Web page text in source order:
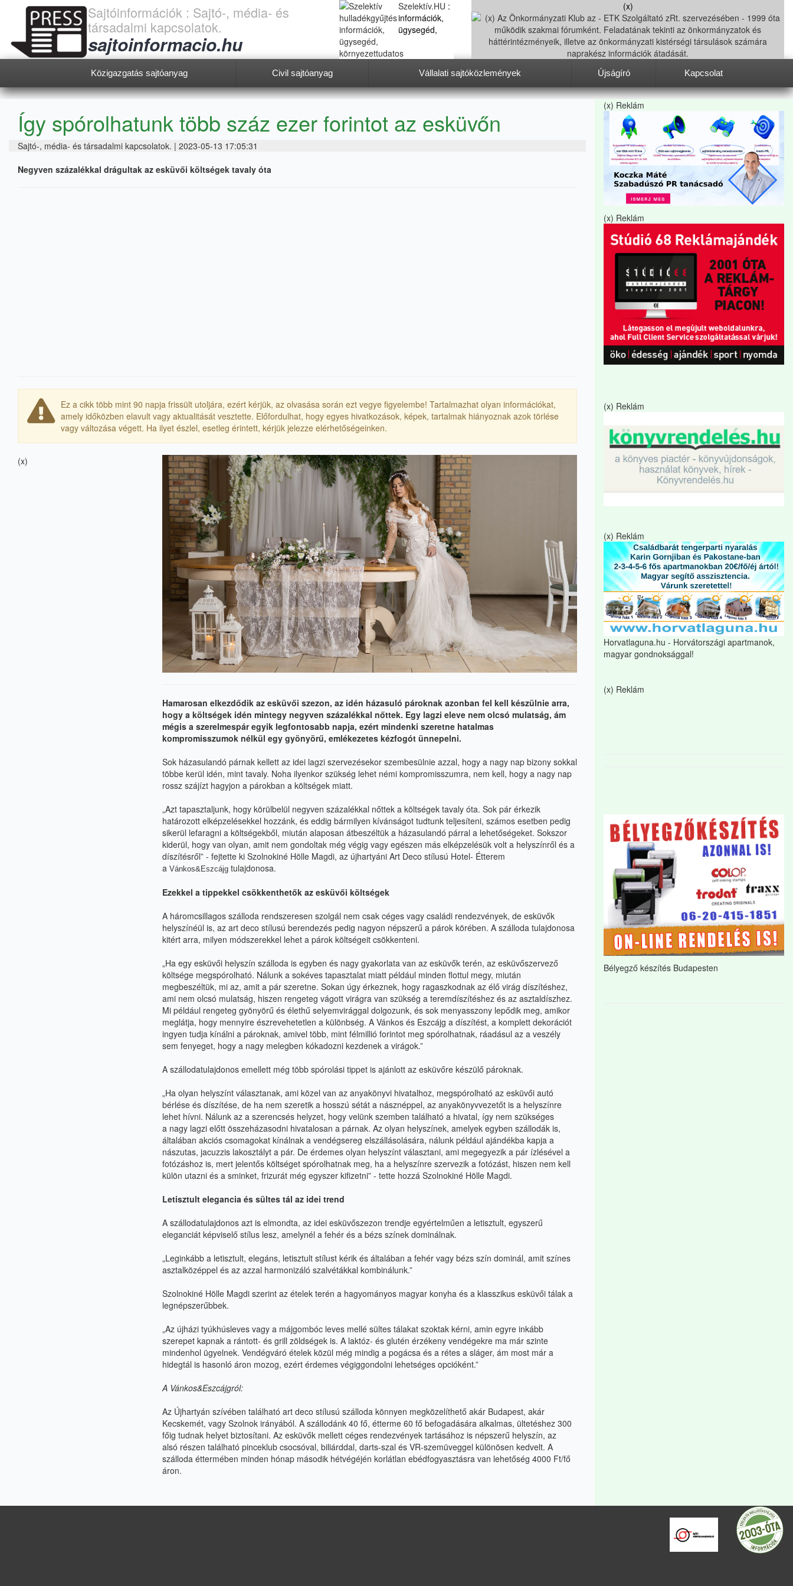
Sajtóinformációk : Sajtó-, média- és
társadalmi kapcsolatok.
sajtoinformacio.hu
Szelektív.HU :
információk,
ügysegéd,
környezettudatos életmód
(x)
Közigazgatás sajtóanyag Civil sajtóanyag Vállalati sajtóközlemények Újságíró Kapcsolat
Így spórolhatunk több száz ezer forintot az esküvőn
Sajtó-, média- és társadalmi kapcsolatok. | 2023-05-13 17:05:31
Negyven százalékkal drágultak az esküvői költségek tavaly óta
Ez a cikk több mint 90 napja frissült utoljára, ezért kérjük, az olvasása során ezt vegye figyelembe! Tartalmazhat olyan információkat,
amely időközben elavult vagy aktualitását vesztette. Előfordulhat, hogy egyes hivatkozások, képek, tartalmak hiányoznak azok törlése
vagy változása végett. Ha ilyet észlel, esetleg érintett, kérjük jelezze elérhetőségeinken.
(x)
Hamarosan elkezdődik az esküvői szezon, az idén házasuló pároknak azonban fel kell készülnie arra,
hogy a költségek idén mintegy negyven százalékkal nőttek. Egy lagzi eleve nem olcsó mulatság, ám
mégis a szerelmespár egyik legfontosabb napja, ezért mindenki szeretne hatalmas
kompromisszumok nélkül egy gyönyörű, emlékezetes kézfogót ünnepelni.
Sok házasulandó párnak kellett az idei lagzi szervezésekor szembesülnie azzal, hogy a nagy nap bizony sokkal
többe kerül idén, mint tavaly. Noha ilyenkor szükség lehet némi kompromisszumra, nem kell, hogy a nagy nap
rossz szájízt hagyjon a párokban a költségek miatt.
„Azt tapasztaljunk, hogy körülbelül negyven százalékkal nőttek a költségek tavaly óta. Sok pár érkezik
határozott elképzelésekkel hozzánk, és eddig bármilyen kívánságot tudtunk teljesíteni, számos esetben pedig
sikerül lefaragni a költségekből, miután alaposan átbeszéltük a házasulandó párral a lehetőségeket. Sokszor
kiderül, hogy van olyan, amit nem gondoltak még végig vagy egészen más elképzelésük volt a helyszínről és a
díszítésről” - fejtette ki Szolnokiné Hölle Magdi, az újhartyáni Art Deco stílusú Hotel- Étterem
a Vánkos&Eszcájgtulajdonosa.
Ezekkel a tippekkel csökkenthetők az esküvői költségek
A háromcsillagos szálloda rendszeresen szolgál nem csak céges vagy családi rendezvények, de esküvők
helyszínéül is, az art deco stílusú berendezés pedig nagyon népszerű a párok körében. A szálloda tulajdonosa
kitért arra, milyen módszerekkel lehet a párok költségeit csökkenteni.
„Ha egy esküvői helyszín szálloda is egyben és nagy gyakorlata van az esküvők terén, az esküvőszervező
költsége megspórolható. Nálunk a sokéves tapasztalat miatt például minden flottul megy, miután
megbeszéltük, mi az, amit a pár szeretne. Sokan úgy érkeznek, hogy ragaszkodnak az élő virág díszítéshez,
ami nem olcsó mulatság, hiszen rengeteg vágott virágra van szükség a teremdíszítéshez és az asztaldíszhez.
Mi például rengeteg gyönyörű és élethű selyemvirággal dolgozunk, és sok menyasszony lepődik meg, amikor
meglátja, hogy mennyire észrevehetetlen a különbség. A Vánkos és Eszcájg a díszítést, a komplett dekorációt
ingyen tudja kínálni a pároknak, amivel több, mint félmillió forintot meg spórolhatnak, ráadásul az a veszély
sem fenyeget, hogy a nagy melegben kókadozni kezdenek a virágok.”
A szállodatulajdonos emellett még több spórolási tippet is ajánlott az esküvőre készülő pároknak.
„Ha olyan helyszínt választanak, ami közel van az anyakönyvi hivatalhoz, megspórolható az esküvői autó
bérlése és díszítése, de ha nem szeretik a hosszú sétát a násznéppel, az anyakönyvvezetőt is a helyszínre
lehet hívni. Nálunk az a szerencsés helyzet, hogy velünk szemben található a hivatal, így nem szükséges
a nagy lagzi előtt összeházasodni hivatalosan a párnak. Az olyan helyszínek, amelyek egyben szállodák is,
általában akciós csomagokat kínálnak a vendégsereg elszállásolására, nálunk például ajándékba kapja a
nászutas, jacuzzis lakosztályt a pár. De érdemes olyan helyszínt választani, ami megegyezik a pár ízlésével a
fotózáshoz is, mert jelentős költséget spórolhatnak meg, ha a helyszínre szervezik a fotózást, hiszen nem kell
külön utazni és a sminket, frizurát még egyszer kifizetni” - tette hozzá Szolnokiné Hölle Magdi.
Letisztult elegancia és sültes tál az idei trend
A szállodatulajdonos azt is elmondta, az idei esküvőszezon trendje egyértelműen a letisztult, egyszerű
eleganciát képviselő stílus lesz, amelynél a fehér és a bézs színek dominálnak.
„Leginkább a letisztult, elegáns, letisztult stílust kérik és általában a fehér vagy bézs szín dominál, amit színes
asztalközéppel és az azzal harmonizáló szalvétákkal kombinálunk.”
Szolnokiné Hölle Magdi szerint az ételek terén a hagyományos magyar konyha és a klasszikus esküvői tálak a
legnépszerűbbek.
„Az újházi tyúkhúsleves vagy a májgombóc leves mellé sültes tálakat szoktak kérni, amin egyre inkább
szerepet kapnak a rántott- és grill zöldségek is. A laktóz- és glutén érzékeny vendégekre ma már szinte
mindenhol ügyelnek. Vendégváró ételek közül még mindig a pogácsa és a rétes a sláger, ám most már a
hidegtál is hasonló áron mozog, ezért érdemes végiggondolni lehetséges opcióként.”
A Vánkos&Eszcájgról:
Az Újhartyán szívében található art deco stílusú szálloda könnyen megközelíthető akár Budapest, akár
Kecskemét, vagy Szolnok irányából. A szállodánk 40 fő, étterme 60 fő befogadására alkalmas, ültetéshez 300
főig tudnak helyet biztosítani. Az esküvők mellett céges rendezvények tartásához is népszerű helyszín, az
alsó részen található pinceklub csocsóval, biliárddal, darts-szal és VR-szemüveggel különösen kedvelt. A
szálloda éttermében minden hónap második hétvégéjén korlátlan ebédfogyasztásra van lehetőség 4000 Ft/fő
áron.
(x) Reklám
(x) Reklám
(x) Reklám
(x) Reklám
Horvatlaguna.hu - Horvátországi apartmanok,
magyar gondnoksággal!
(x) Reklám
Bélyegző készítés Budapesten